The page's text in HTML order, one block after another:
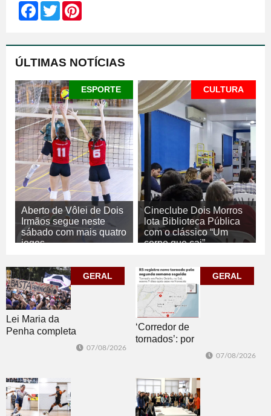
FacebookTwitter
ÚLTIMAS NOTÍCIAS
ESPORTE
Aberto de Vôlei de Dois
Irmãos segue neste
sábado com mais quatro
jogos
ESPORTE
CULTURA
Cineclube Dois Morros
lota Biblioteca Pública
com o clássico “Um
corpo que cai”
GERAL
Lei Maria da
Penha completa
07/08/2026
GERAL
‘Corredor de
tornados’: por
favorável ao
fenômeno
07/08/2026